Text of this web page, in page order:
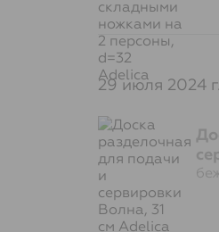
29 июля 2024 г.